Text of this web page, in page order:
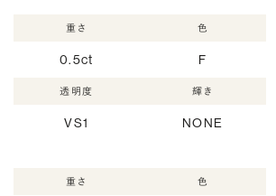
重さ
0.5ct
色
F
透明度
VS1
輝き
NONE
重さ 色